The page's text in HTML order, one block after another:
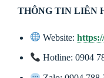
THÔNG TIN LIÊN
Website:
Hotline: 0904